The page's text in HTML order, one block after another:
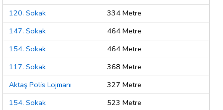
120. Sokak
334 Metre
147. Sokak
464 Metre
154. Sokak
464 Metre
117. Sokak
368 Metre
Aktaş Polis Lojmanı
327 Metre
154. Sokak
523 Metre